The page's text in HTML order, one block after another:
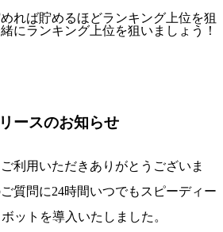
れば貯めるほどランキング上位を狙
にランキング上位を狙いましょう！
ースのお知らせ
利用いただきありがとうございま
質問に24時間いつでもスピーディー
ットを導入いたしました。